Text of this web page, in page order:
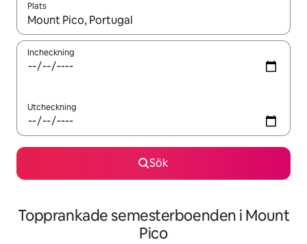
Plats
När resultaten är tillgängliga kan du navigera med upp- och
Incheckning
Utcheckning
Sök
Topprankade semesterboenden i Mount
Pico